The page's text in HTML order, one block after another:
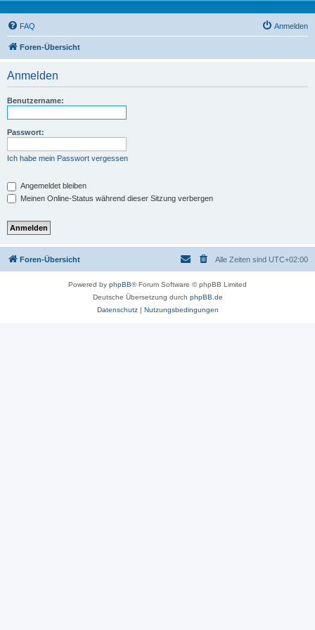
FAQ Anmelden
Foren-Übersicht
Anmelden
Benutzername:
Passwort:
Ich habe mein Passwort vergessen
Angemeldet bleiben
Meinen Online-Status während dieser Sitzung verbergen
Foren-Übersicht Alle Zeiten sind UTC+02:00
Powered by phpBB® Forum Software © phpBB Limited
Deutsche Übersetzung durch phpBB.de
Datenschutz| Nutzungsbedingungen